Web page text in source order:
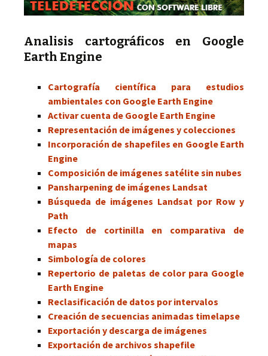
Analisis cartográficos en Google
Earth Engine
Cartografía científica para estudios
ambientales con Google Earth Engine
Activar cuenta de Google Earth Engine
Representación de imágenes y colecciones
Incorporación de shapefiles en Google Earth
Engine
Composición de imágenes satélite sin nubes
Pansharpening de imágenes Landsat
Búsqueda de imágenes Landsat por Row y
Path
Efecto de cortinilla en comparativa de
mapas
Simbología de colores
Repertorio de paletas de color para Google
Earth Engine
Reclasificación de datos por intervalos
Creación de secuencias animadas timelapse
Exportación y descarga de imágenes
Exportación de archivos shapefile